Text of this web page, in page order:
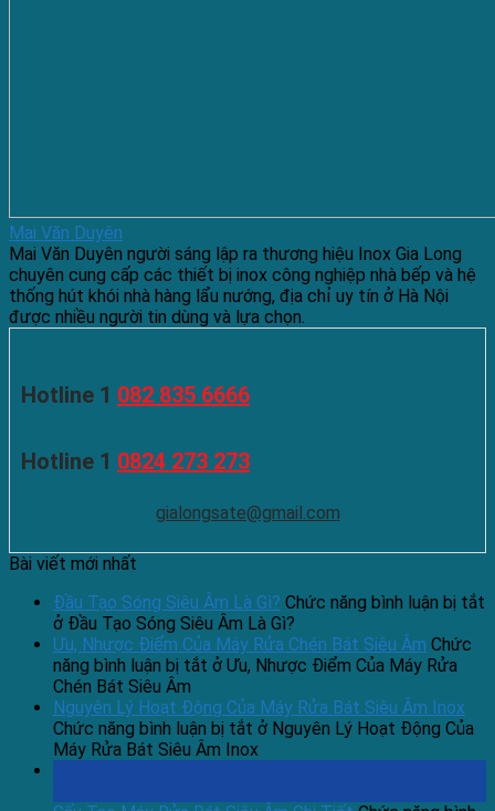
Mai Văn Duyên
Mai Văn Duyên người sáng lập ra thương hiệu Inox Gia Long
chuyên cung cấp các thiết bị inox công nghiệp nhà bếp và hệ
thống hút khói nhà hàng lẩu nướng, địa chỉ uy tín ở Hà Nội
được nhiều người tin dùng và lựa chọn.
Hotline 1 082 835 6666
Hotline 1 0824 273 273
gialongsate@gmail.com
Bài viết mới nhất
Đầu Tạo Sóng Siêu Âm Là Gì? Chức năng bình luận bị tắt
ở Đầu Tạo Sóng Siêu Âm Là Gì?
Ưu, Nhược Điểm Của Máy Rửa Chén Bát Siêu Âm Chức
năng bình luận bị tắt ở Ưu, Nhược Điểm Của Máy Rửa
Chén Bát Siêu Âm
Nguyên Lý Hoạt Động Của Máy Rửa Bát Siêu Âm Inox
Chức năng bình luận bị tắt ở Nguyên Lý Hoạt Động Của
Máy Rửa Bát Siêu Âm Inox